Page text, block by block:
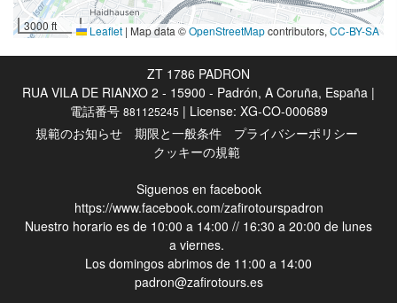
荷物預かり
プール
プール
ビジネス設備
インターネット
3000 ft Leaflet | Map data ©OpenStreetMapcontributors, CC-BY-SA
ZT 1786 PADRON
RUA VILA DE RIANXO 2 - 15900 - Padrón, A Coruña, España |
電話番号 881125245 | License: XG-CO-000689
規範のお知らせ
期限と一般条件
プライバシーポリシー
クッキーの規範
Siguenos en facebook
https://www.facebook.com/zafirotourspadron
Nuestro horario es de 10:00 a 14:00 // 16:30 a 20:00 de lunes
a viernes.
Los domingos abrimos de 11:00 a 14:00
padron@zafirotours.es